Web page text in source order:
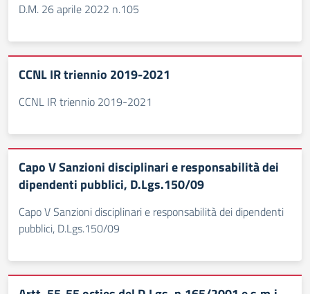
D.M. 26 aprile 2022 n.105
CCNL IR triennio 2019-2021
CCNL IR triennio 2019-2021
Capo V Sanzioni disciplinari e responsabilità dei
dipendenti pubblici, D.Lgs.150/09
Capo V Sanzioni disciplinari e responsabilità dei dipendenti
pubblici, D.Lgs.150/09